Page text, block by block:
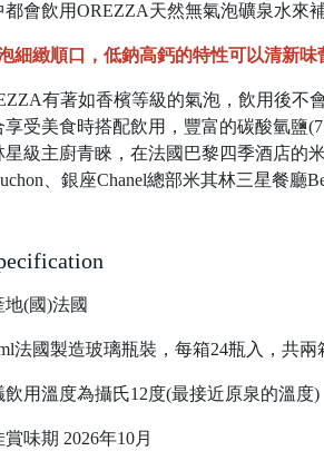
都會飲用OREZZA天然無氣泡礦泉水來
細緻順口，低鈉高鈣的特性可以清新
有著如香檳等級的氣泡，飲用後不
享受美食時搭配飲用，豐富的碳酸氫鹽
星級主廚青睞，在法國巴黎四季酒店的
、銀座Chanel總部米其林三星餐廳
地(國)法國
法國製造玻璃瓶裝，每箱24瓶入，共兩
飲用溫度為攝氏12度(最接近原泉的溫度)
味期 2026年10月